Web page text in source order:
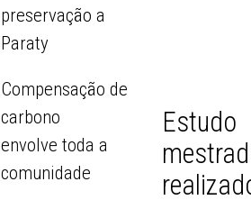
preservação a
Paraty
Compensação de
carbono
envolve toda a
comunidade